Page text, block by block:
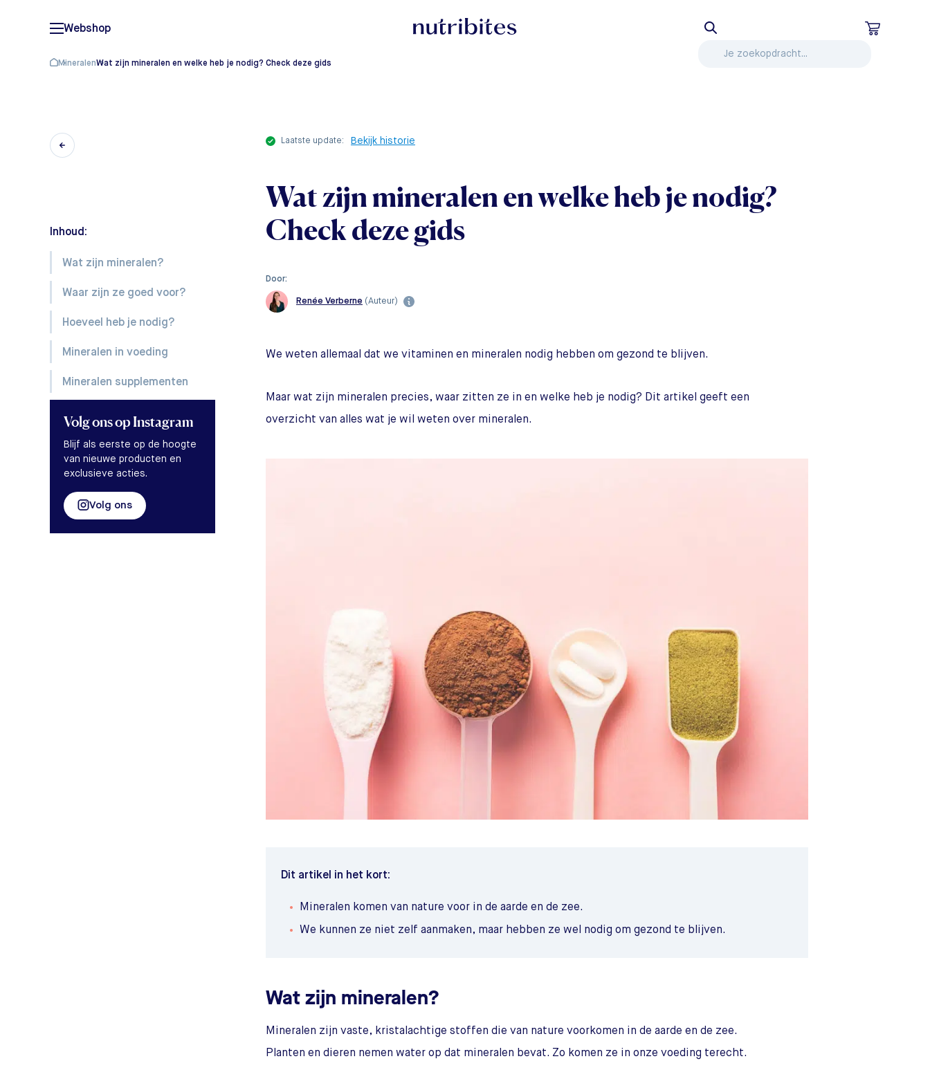
Webshop
MineralenWat zijn mineralen en welke heb je nodig? Check deze gids
Inhoud:
Wat zijn mineralen?
Waar zijn ze goed voor?
Hoeveel heb je nodig?
Mineralen in voeding
Mineralen supplementen
Volg onsop Instagram
Blijf als eerste op de hoogte
van nieuwe producten en
exclusieve acties.
Volg ons
laatste update: Bekijk historie
Wat zijn mineralen en welke heb je nodig?
Check deze gids
Door:
Renée Verberne (Auteur)
We weten allemaal dat we vitaminen en mineralen nodig hebben om gezond te blijven.
Maar wat zijn mineralen precies, waar zitten ze in en welke heb je nodig? Dit artikel geeft een
overzicht van alles wat je wil weten over mineralen.
Dit artikel in het kort:
Mineralen komen van nature voor in de aarde en de zee.
We kunnen ze niet zelf aanmaken, maar hebben ze wel nodig om gezond te blijven.
Wat zijn mineralen?
Mineralen zijn vaste, kristalachtige stoffen die van nature voorkomen in de aarde en de zee.
Planten en dieren nemen water op dat mineralen bevat. Zo komen ze in onze voeding terecht.